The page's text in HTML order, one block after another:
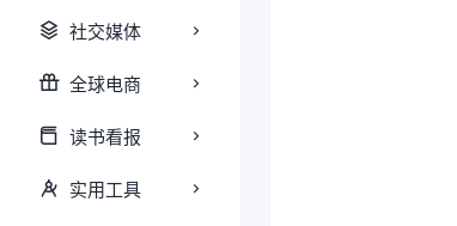
社交媒体
全球电商
读书看报
实用工具